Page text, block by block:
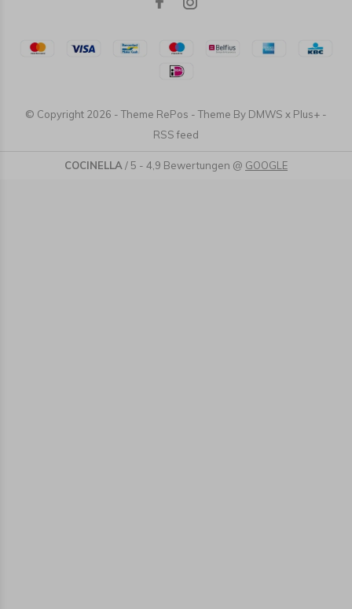
© Copyright 2026 - Theme RePos - Theme By DMWS x Plus+ -
RSS feed
COCINELLA / 5 - 4,9 Bewertungen @ GOOGLE